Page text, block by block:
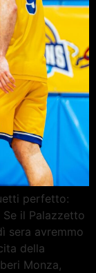
perfetto:
il Palazzetto
sera avremmo
della
Monza,